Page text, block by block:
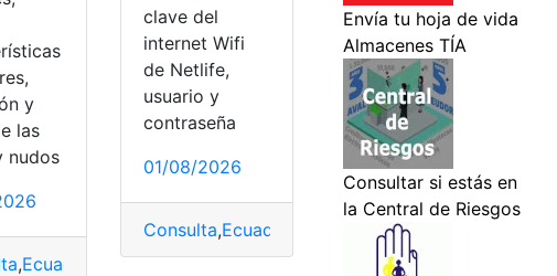
Humano
y
las
nudos
,Ecuador Hoyas y Nudos ubicación ubicación
clave del
internet Wifi
de Netlife,
usuario y
contraseña
01/08/2026
Consulta,Ecuador